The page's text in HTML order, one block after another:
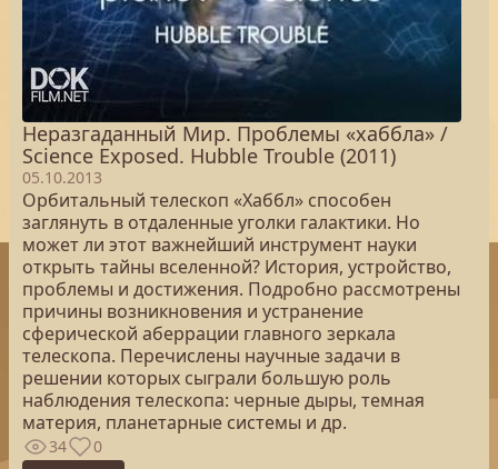
Неразгаданный Мир. Проблемы «хаббла» /
Science Exposed. Hubble Trouble (2011)
05.10.2013
Орбитальный телескоп «Хаббл» способен
заглянуть в отдаленные уголки галактики. Но
может ли этот важнейший инструмент науки
открыть тайны вселенной? История, устройство,
проблемы и достижения. Подробно рассмотрены
причины возникновения и устранение
сферической аберрации главного зеркала
телескопа. Перечислены научные задачи в
решении которых сыграли большую роль
наблюдения телескопа: черные дыры, темная
материя, планетарные системы и др.
34 0